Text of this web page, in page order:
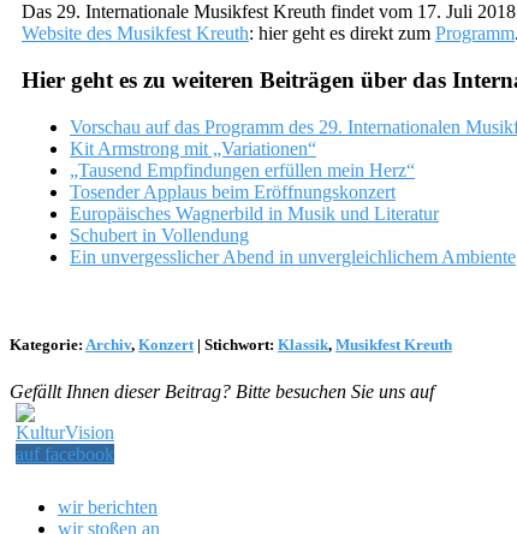
Das 29. Internationale Musikfest Kreuth findet vom 17. Juli
Website des Musikfest Kreuth: hier geht es direkt zum Programm
Hier geht es zu weiteren Beiträgen über das
Vorschau auf das Programm des 29. Internationalen
Kit Armstrong mit „Variationen“
„Tausend Empfindungen erfüllen mein Herz“
Tosender Applaus beim Eröffnungskonzert
Europäisches Wagnerbild in Musik und Literatur
Schubert in Vollendung
Ein unvergesslicher Abend in unvergleichlichem Ambiente
Kategorie: Archiv, Konzert | Stichwort: Klassik, Musikfest Kreuth
Gefällt Ihnen dieser Beitrag? Bitte besuchen Sie uns auf
wir berichten
wir stoßen an